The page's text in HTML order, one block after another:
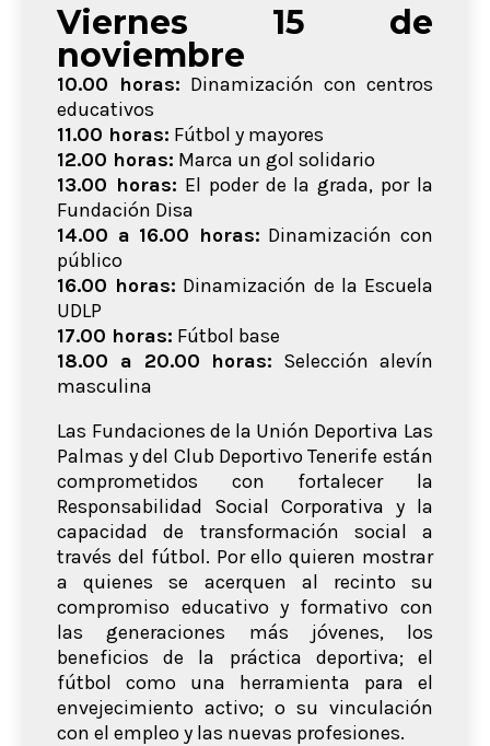
Viernes 15 de
noviembre
10.00 horas: Dinamización con centros
educativos
11.00 horas: Fútbol y mayores
12.00 horas: Marca un gol solidario
13.00 horas: El poder de la grada, por la
Fundación Disa
14.00 a 16.00 horas: Dinamización con
público
16.00 horas: Dinamización de la Escuela
UDLP
17.00 horas: Fútbol base
18.00 a 20.00 horas: Selección alevín
masculina
Las Fundaciones de la Unión Deportiva Las
Palmas y del Club Deportivo Tenerife están
comprometidos con fortalecer la
Responsabilidad Social Corporativa y la
capacidad de transformación social a
través del fútbol. Por ello quieren mostrar
a quienes se acerquen al recinto su
compromiso educativo y formativo con
las generaciones más jóvenes, los
beneficios de la práctica deportiva; el
fútbol como una herramienta para el
envejecimiento activo; o su vinculación
con el empleo y las nuevas profesiones.